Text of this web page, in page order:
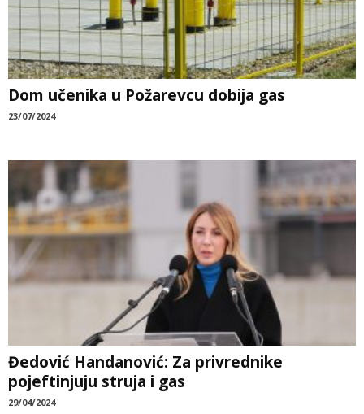
Dom učenika u Požarevcu dobija gas
23/07/2024
Đedović Handanović: Za privrednike
pojeftinjuju struja i gas
29/04/2024